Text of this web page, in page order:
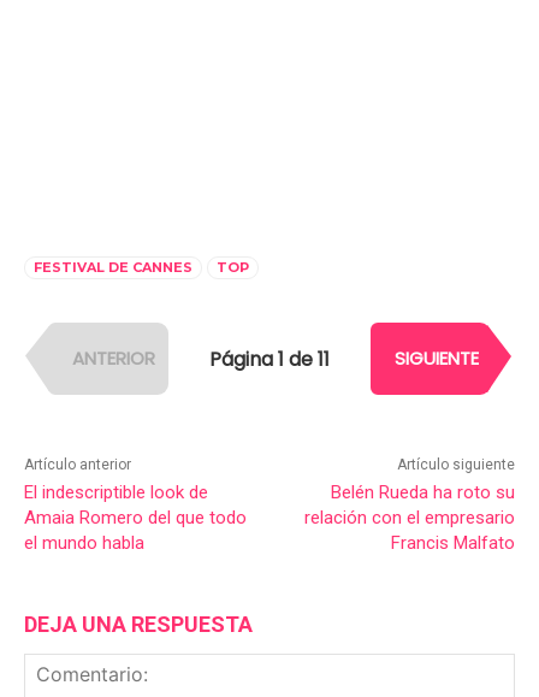
FESTIVAL DE CANNES TOP
ANTERIOR Página 1 de 11 SIGUIENTE
Artículo anterior
El indescriptible look de
Amaia Romero del que todo
el mundo habla
Artículo siguiente
Belén Rueda ha roto su
relación con el empresario
Francis Malfato
DEJA UNA RESPUESTA